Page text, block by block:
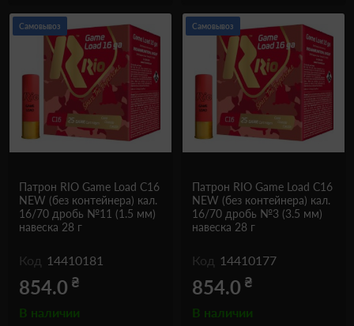
Самовывоз
Патрон RIO Game Load C16
NEW (без контейнера) кал.
16/70 дробь №11 (1.5 мм)
навеска 28 г
Код 14410181
854.0 ₴
В наличии
Самовывоз
Патрон RIO Game Load C16
NEW (без контейнера) кал.
16/70 дробь №3 (3.5 мм)
навеска 28 г
Код 14410177
854.0 ₴
В наличии